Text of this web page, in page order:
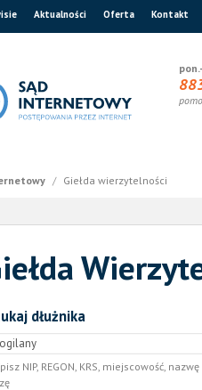
Aktualności Oferta Kontakt
/ Giełda wierzytelności
dłużnika
NIP, REGON, KRS, miejscowość,